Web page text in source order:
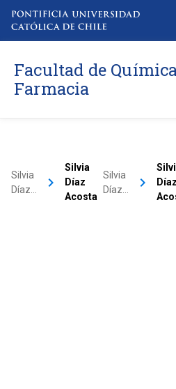
Facultad de
Farmacia
Silvia
Díaz…
keyboard_arrow_right
Silvia
Díaz
Acosta
Silvia
Díaz…
keyboard_arrow_right
Díaz